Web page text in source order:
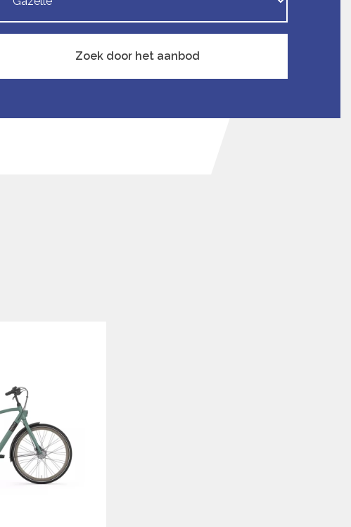
Zoek door het aanbod